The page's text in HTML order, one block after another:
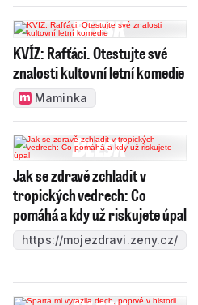
KVÍZ: Rafťáci. Otestujte své
znalosti kultovní letní komedie
Maminka
Jak se zdravě zchladit v
tropických vedrech: Co
pomáhá a kdy už riskujete úpal
https://mojezdravi.zeny.cz/